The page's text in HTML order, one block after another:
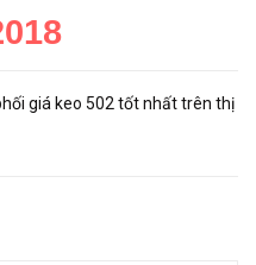
giá keo 502 tốt nhất trên thị